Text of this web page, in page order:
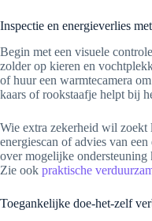
Inspectie en energieverlies
Begin met een visuele
zolder op kieren en
of huur een warmtecamera
kaars of rookstaafje helpt bij
Wie extra zekerheid wil
energiescan of advies van
over mogelijke
Zie ook praktische
Toegankelijke doe-het-zelf